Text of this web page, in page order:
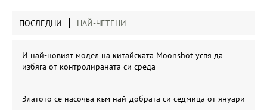
ПОСЛЕДНИ НАЙ-ЧЕТЕНИ
И най-новият модел на китайската Moonshot успя да
избяга от контролираната си среда
Златото се насочва към най-добрата си седмица от януари